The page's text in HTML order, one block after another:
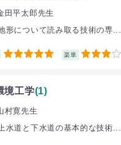
田平太郎先生
形について読み取る技術の専...
5 楽単 3
境工学(1)
村寛先生
水道と下水道の基本的な技術...